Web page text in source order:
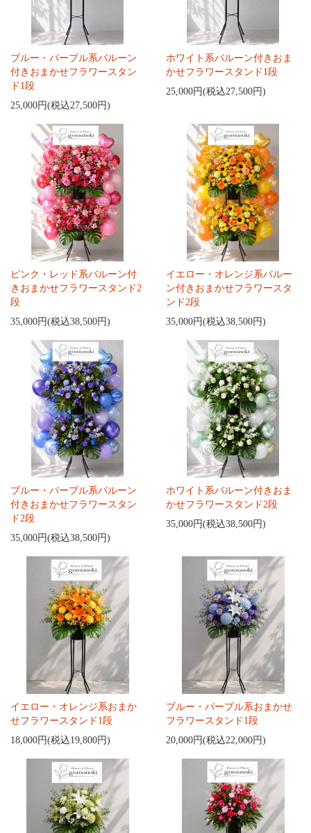
ブルー・パープル系バルーン
付きおまかせフラワースタン
ド1段
25,000円(税込27,500円)
ホワイト系バルーン付きおま
かせフラワースタンド1段
25,000円(税込27,500円)
ピンク・レッド系バルーン付
きおまかせフラワースタンド2
段
35,000円(税込38,500円)
イエロー・オレンジ系バルー
ン付きおまかせフラワースタ
ンド2段
35,000円(税込38,500円)
ブルー・パープル系バルーン
付きおまかせフラワースタン
ド2段
35,000円(税込38,500円)
ホワイト系バルーン付きおま
かせフラワースタンド2段
35,000円(税込38,500円)
イエロー・オレンジ系おまか
せフラワースタンド1段
18,000円(税込19,800円)
ブルー・パープル系おまかせ
フラワースタンド1段
20,000円(税込22,000円)